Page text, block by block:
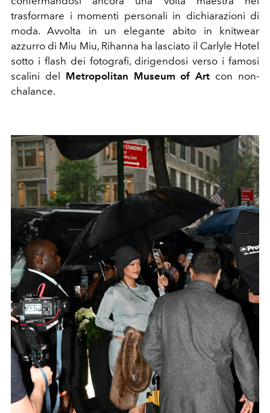
trasformare i momenti personali in dichiarazioni di
moda. Avvolta in un elegante abito in knitwear
azzurro di Miu Miu, Rihanna ha lasciato il Carlyle Hotel
sotto i flash dei fotografi, dirigendosi verso i famosi
scalini del Metropolitan Museum of Art con non-
chalance.